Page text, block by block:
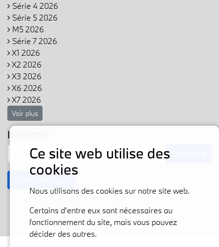
Série 4 2026
Série 5 2026
M5 2026
Série 7 2026
X1 2026
X2 2026
X3 2026
X6 2026
X7 2026
Voir plus
Infolettre
Ce site web utilise des
cookies
Nous utilisons des cookies sur notre site web.
Certains d'entre eux sont nécessaires au
fonctionnement du site, mais vous pouvez
décider des autres.